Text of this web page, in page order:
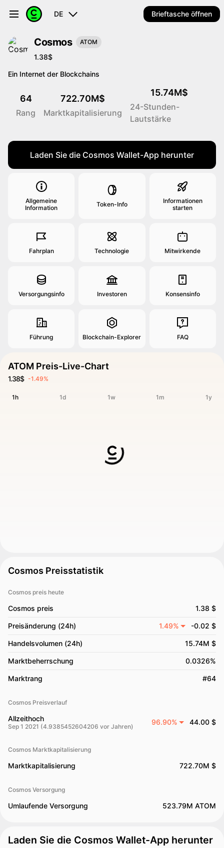
DE Brieftasche öffnen
Cosmos ATOM
1.38$
Ein Internet der Blockchains
64
Rang
722.70M$
Marktkapitalisierung
15.74M$
24-Stunden-
Lautstärke
Laden Sie die Cosmos Wallet-App herunter
Allgemeine
Information
Token-Info
Informationen
starten
Fahrplan Technologie Mitwirkende
Versorgungsinfo Investoren Konsensinfo
Führung Blockchain-Explorer FAQ
ATOM Preis-Live-Chart
1.38$ -1.49%
1h 1d 1w 1m 1y
Cosmos Preisstatistik
Cosmos preis heute
Cosmos preis 1.38 $
Preisänderung (24h) 1.49% -0.02 $
Handelsvolumen (24h) 15.74M $
Marktbeherrschung 0.0326%
Marktrang #64
Cosmos Preisverlauf
Allzeithoch
Sep 1 2021 (4.9385452604206 vor Jahren)
96.90% 44.00 $
Cosmos Marktkapitalisierung
Marktkapitalisierung 722.70M $
Cosmos Versorgung
Umlaufende Versorgung 523.79M ATOM
Laden Sie die Cosmos Wallet-App herunter